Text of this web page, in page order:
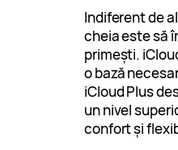
Indiferent de
cheia este să
primești.
o bază
iCloud Plus
un nivel
confort și